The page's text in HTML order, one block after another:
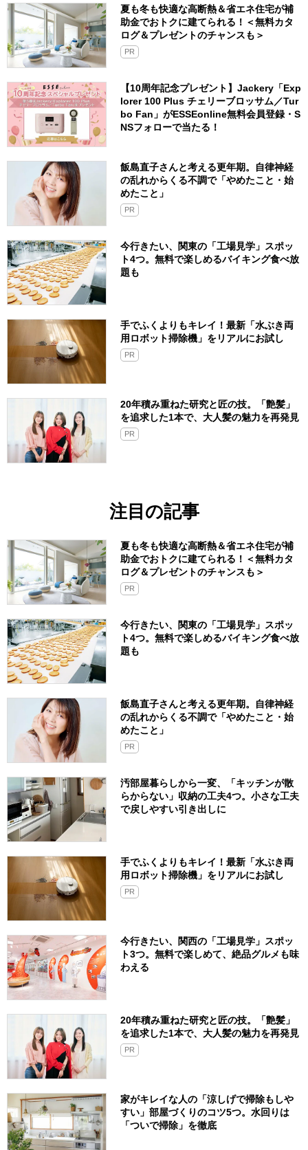
夏も冬も快適な高断熱＆省エネ住宅が補
助金でおトクに建てられる！＜無料カタ
ログ＆プレゼントのチャンスも＞
PR
【10周年記念プレゼント】Jackery「Exp
lorer 100 Plus チェリーブロッサム／Tur
bo Fan」がESSEonline無料会員登録・S
NSフォローで当たる！
飯島直子さんと考える更年期。自律神経
の乱れからくる不調で「やめたこと・始
めたこと」
PR
今行きたい、関東の「工場見学」スポッ
ト4つ。無料で楽しめるバイキング食べ放
題も
手でふくよりもキレイ！最新「水ぶき両
用ロボット掃除機」をリアルにお試し
PR
20年積み重ねた研究と匠の技。「艶髪」
を追求した1本で、大人髪の魅力を再発見
PR
注目の記事
夏も冬も快適な高断熱＆省エネ住宅が補
助金でおトクに建てられる！＜無料カタ
ログ＆プレゼントのチャンスも＞
PR
今行きたい、関東の「工場見学」スポッ
ト4つ。無料で楽しめるバイキング食べ放
題も
飯島直子さんと考える更年期。自律神経
の乱れからくる不調で「やめたこと・始
めたこと」
PR
汚部屋暮らしから一変、「キッチンが散
らからない」収納の工夫4つ。小さな工夫
で戻しやすい引き出しに
手でふくよりもキレイ！最新「水ぶき両
用ロボット掃除機」をリアルにお試し
PR
今行きたい、関西の「工場見学」スポッ
ト3つ。無料で楽しめて、絶品グルメも味
わえる
20年積み重ねた研究と匠の技。「艶髪」
を追求した1本で、大人髪の魅力を再発見
PR
家がキレイな人の「涼しげで掃除もしや
すい」部屋づくりのコツ5つ。水回りは
「ついで掃除」を徹底